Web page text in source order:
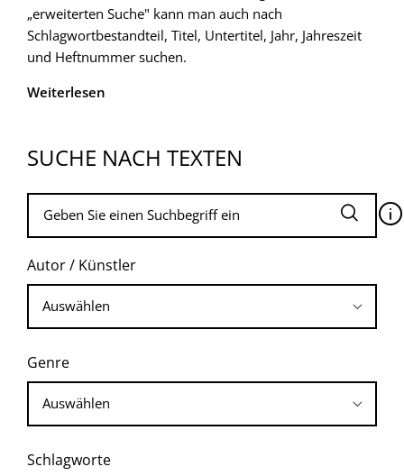
„erweiterten Suche" kann man auch nach
Schlagwortbestandteil, Titel, Untertitel, Jahr, Jahreszeit
und Heftnummer suchen.
Weiterlesen
SUCHE NACH TEXTEN
🛈
Autor / Künstler
Genre
Schlagworte